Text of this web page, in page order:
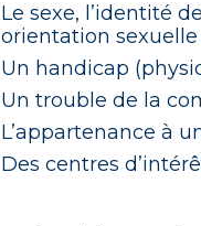
Le sexe, l’identité
orientation sexuelle
Un handicap
Un trouble de la
L’appartenance à
Des centres